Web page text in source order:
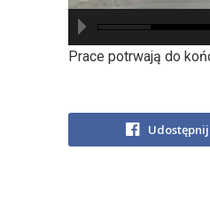
Prace potrwają do
Udostępnij